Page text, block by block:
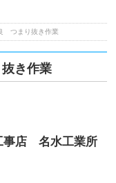
つまり抜き作業
き作業
事店 名水工業所